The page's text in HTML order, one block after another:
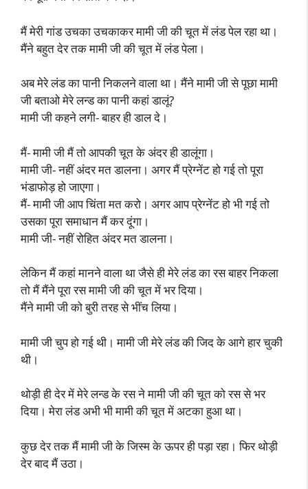
मैं मेरी गांड उचका उचकाकर मामी जी की चूत में लंड पेल रहा था।
मैंने बहुत देर तक मामी जी की चूत में लंड पेला।
अब मेरे लंड का पानी निकलने वाला था। मैंने मामी जी से पूछा मामी
जी बताओ मेरे लन्ड का पानी कहां डालूं?
मामी जी कहने लगी- बाहर ही डाल दे।
मैं- मामी जी मैं तो आपकी चूत के अंदर ही डालूंगा।
मामी जी- नहीं अंदर मत डालना। अगर मैं प्रेग्नेंट हो गई तो पूरा
भंडाफोड़ हो जाएगा।
मैं- मामी जी आप चिंता मत करो। अगर आप प्रेग्नेंट हो भी गई तो
उसका पूरा समाधान मैं कर दूंगा।
मामी जी- नहीं रोहित अंदर मत डालना।
लेकिन मैं कहां मानने वाला था जैसे ही मेरे लंड का रस बाहर निकला
तो मैं मैंने पूरा रस मामी जी की चूत में भर दिया।
मैंने मामी जी को बुरी तरह से भींच लिया।
मामी जी चुप हो गई थी। मामी जी मेरे लंड की जिद के आगे हार चुकी
थी।
थोड़ी ही देर में मेरे लन्ड के रस ने मामी जी की चूत को रस से भर
दिया। मेरा लंड अभी भी मामी की चूत में अटका हुआ था।
कुछ देर तक मैं मामी जी के जिस्म के ऊपर ही पड़ा रहा। फिर थोड़ी
देर बाद मैं उठा।